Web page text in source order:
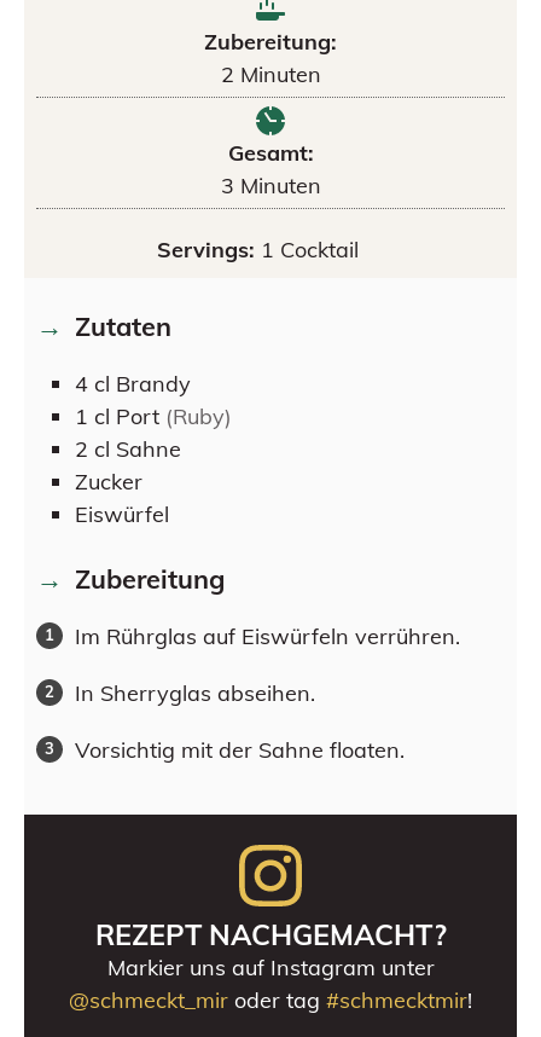
Zubereitung:
2 Minuten
Gesamt:
3 Minuten
Servings: 1 Cocktail
Zutaten
4 cl Brandy
1 cl Port (Ruby)
2 cl Sahne
Zucker
Eiswürfel
Zubereitung
Im Rührglas auf Eiswürfeln verrühren.
In Sherryglas abseihen.
Vorsichtig mit der Sahne floaten.
REZEPT NACHGEMACHT?
Markier uns auf Instagram unter
@schmeckt_mir oder tag #schmecktmir!